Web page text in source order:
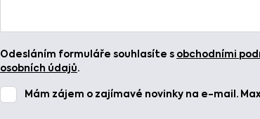
Odesláním formuláře souhlasíte s obchodními
osobních údajů.
Mám zájem o zajímavé novinky na e-mail.